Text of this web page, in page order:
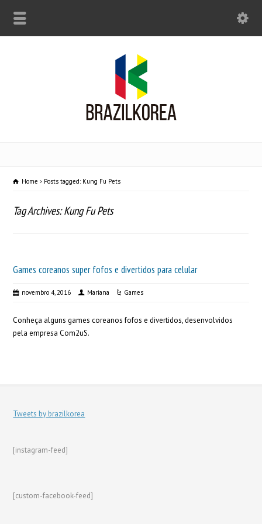
Home Posts tagged: Kung Fu Pets
Tag Archives: Kung Fu Pets
Games coreanos super fofos e divertidos para celular
novembro 4, 2016 Mariana Games
Conheça alguns games coreanos fofos e divertidos, desenvolvidos
pela empresa Com2uS.
Tweets by brazilkorea
[instagram-feed]
[custom-facebook-feed]